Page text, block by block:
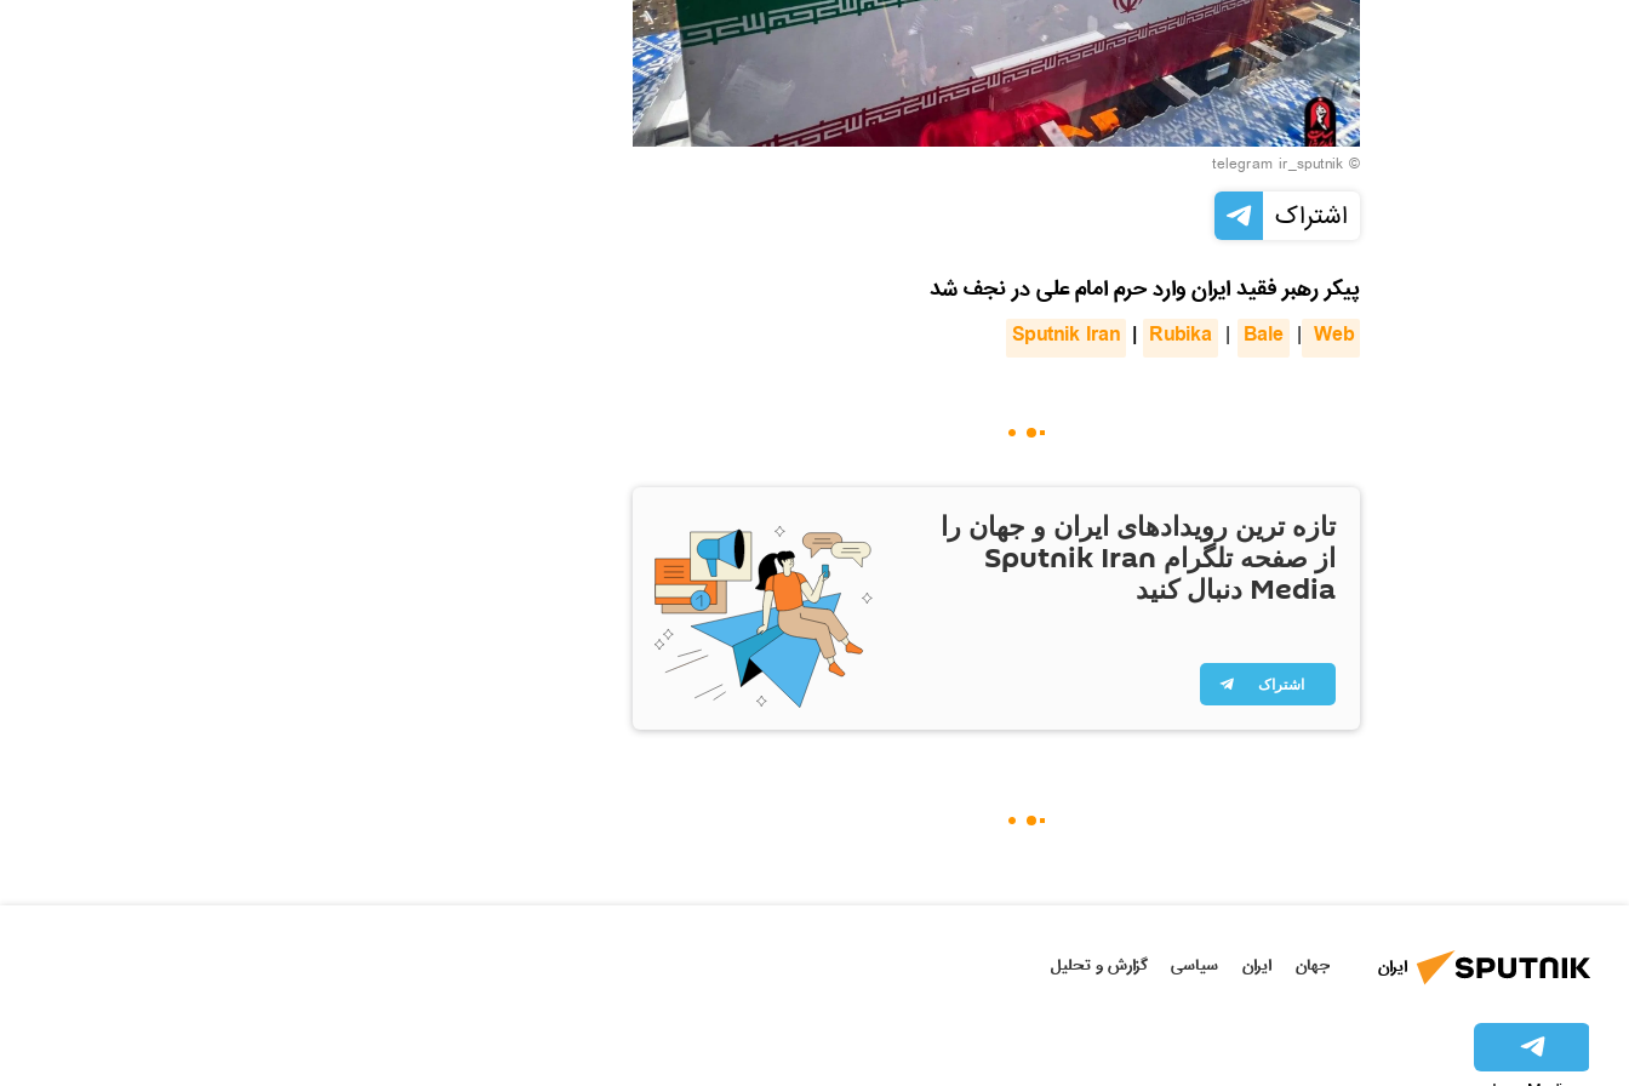
© telegram ir_sputnik
اشتراک
پیکر رهبر فقید ایران وارد حرم امام علی در نجف شد
Sputnik Iran | Rubika | Bale | Web
تازه ترین رویدادهای ایران و جهان را
از صفحه تلگرام Sputnik Iran
Media دنبال کنید
اشتراک
ایران جهان ایران سیاسی گزارش و تحلیل